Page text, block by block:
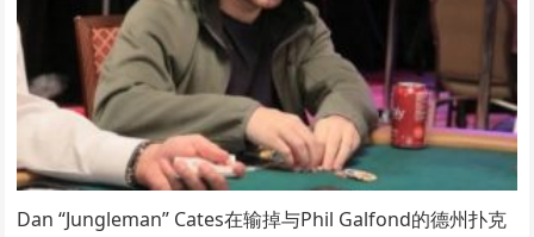
Dan “Jungleman” Cates在输掉与Phil Galfond的德州扑克